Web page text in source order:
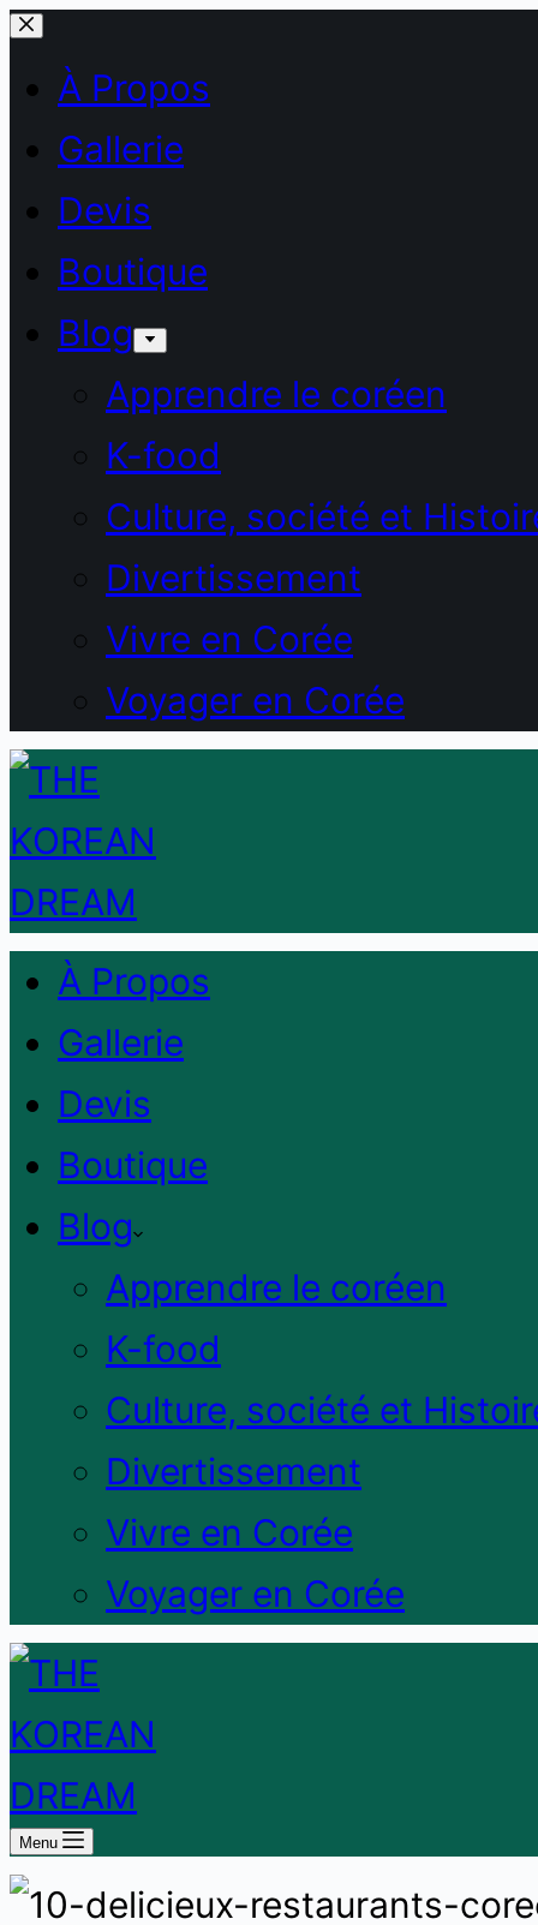
Passer
contenuÀ Propos
Gallerie
Devis
Boutique
Blog
Apprendre le coréen
K-food
Culture, société et
Divertissement
Vivre en Corée
Voyager en Corée
À Propos
Gallerie
Devis
Boutique
Blog
Apprendre le coréen
K-food
Culture, société et
Divertissement
Vivre en Corée
Voyager en Corée
Menu